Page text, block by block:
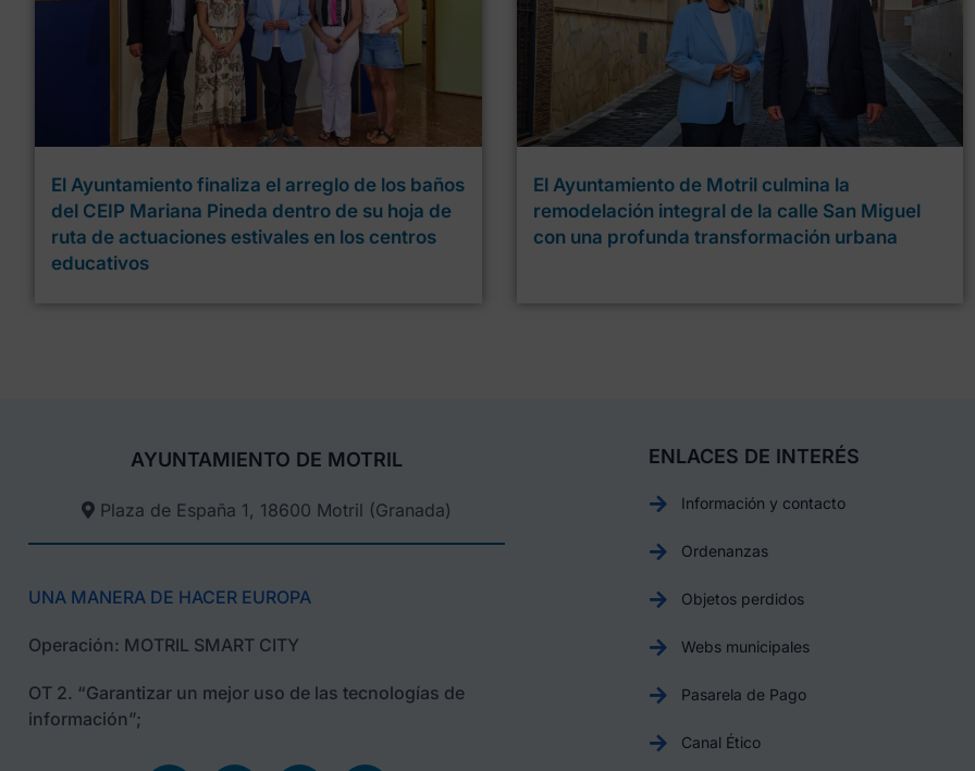
El Ayuntamiento finaliza el arreglo de los baños
del CEIP Mariana Pineda dentro de su hoja de
ruta de actuaciones estivales en los centros
educativos
El Ayuntamiento de Motril culmina la
remodelación integral de la calle San Miguel
con una profunda transformación urbana
AYUNTAMIENTO DE MOTRIL
Plaza de España 1, 18600 Motril (Granada)​
UNA MANERA DE HACER EUROPA
Operación: MOTRIL SMART CITY
OT 2. “Garantizar un mejor uso de las tecnologías de
información”;
ENLACES DE INTERÉS
Información y contacto
Ordenanzas
Objetos perdidos
Webs municipales
Pasarela de Pago
Canal Ético